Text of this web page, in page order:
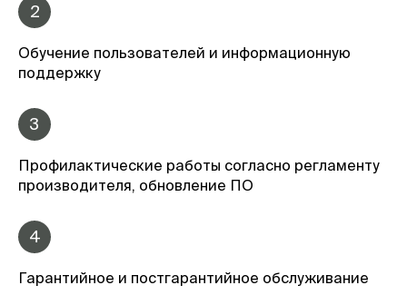
2
Обучение пользователей и информационную
поддержку
3
Профилактические работы согласно регламенту
производителя, обновление ПО
4
Гарантийное и постгарантийное обслуживание